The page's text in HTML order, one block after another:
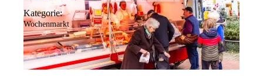
Kategorie:
Wochenmarkt